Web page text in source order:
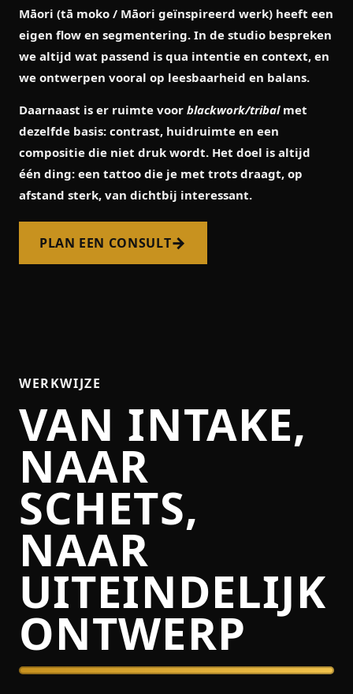
Māori (tā moko / Māori geïnspireerd werk) heeft een
eigen flow en segmentering. In de studio bespreken
we altijd wat passend is qua intentie en context, en
we ontwerpen vooral op leesbaarheid en balans.
Daarnaast is er ruimte voor blackwork/tribalmet
dezelfde basis: contrast, huidruimte en een
compositie die niet druk wordt. Het doel is altijd
één ding: een tattoo die je met trots draagt, op
afstand sterk, van dichtbij interessant.
PLAN EEN CONSULT→
WERKWIJZE
VAN INTAKE,
NAAR
SCHETS,
NAAR
UITEINDELIJK
ONTWERP